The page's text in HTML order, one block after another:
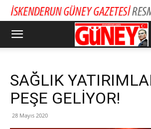
SAĞLIK
PEŞE GELİYOR!
28 Mayıs 2020